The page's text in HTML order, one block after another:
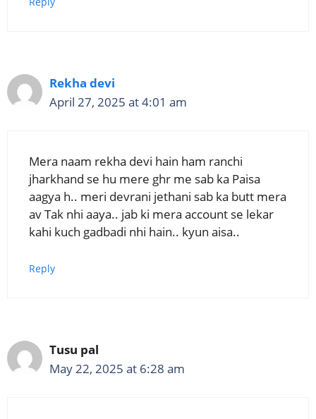
Rekha devi
April 27, 2025 at 4:01 am
Mera naam rekha devi hain ham ranchi
jharkhand se hu mere ghr me sab ka Paisa
aagya h.. meri devrani jethani sab ka butt mera
av Tak nhi aaya.. jab ki mera account se lekar
kahi kuch gadbadi nhi hain.. kyun aisa..
Reply
Tusu pal
May 22, 2025 at 6:28 am